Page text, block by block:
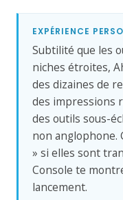
EXPÉRIENCE
Subtilité que les
niches étroites,
des dizaines de
des impressions
des outils sous-
non anglophone.
» si elles sont
Console te
lancement.